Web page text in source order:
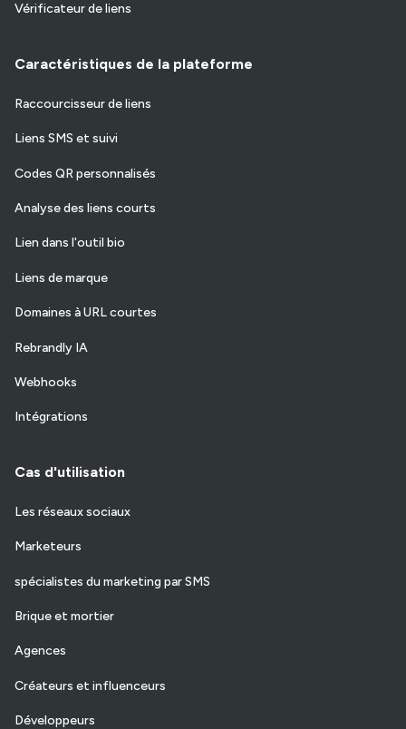
Vérificateur de liens
Caractéristiques de la plateforme
Raccourcisseur de liens
Liens SMS et suivi
Codes QR personnalisés
Analyse des liens courts
Lien dans l'outil bio
Liens de marque
Domaines à URL courtes
Rebrandly IA
Webhooks
Intégrations
Cas d'utilisation
Les réseaux sociaux
Marketeurs
spécialistes du marketing par SMS
Brique et mortier
Agences
Créateurs et influenceurs
Développeurs